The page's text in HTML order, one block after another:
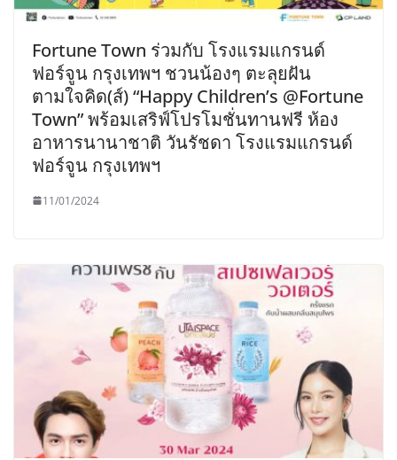
Fortune Town ร่วมกับ โรงแรมแกรนด์
ฟอร์จูน กรุงเทพฯ ชวนน้องๆ ตะลุยฝัน
ตามใจคิด(ส์) “Happy Children’s @Fortune
Town” พร้อมเสริฟ์โปรโมชั่นทานฟรี ห้อง
อาหารนานาชาติ วันรัชดา โรงแรมแกรนด์
ฟอร์จูน กรุงเทพฯ
11/01/2024